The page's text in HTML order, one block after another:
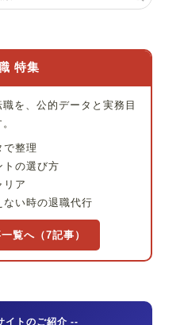
特集
を、公的データと実務目
で整理
トの選び方
リア
い時の退職代行
覧へ（7記事）
イトのご紹介 --